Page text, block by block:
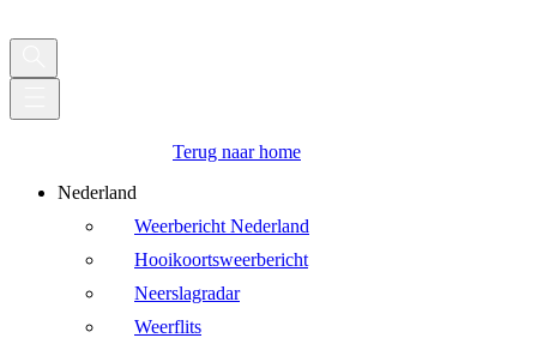
Terug naar home
Nederland
Weerbericht Nederland
Hooikoortsweerbericht
Neerslagradar
Weerflits